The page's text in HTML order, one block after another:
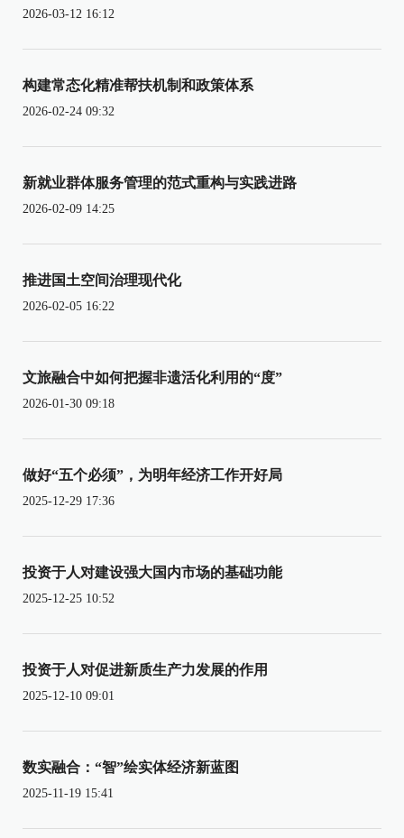
2026-03-12 16:12
构建常态化精准帮扶机制和政策体系
2026-02-24 09:32
新就业群体服务管理的范式重构与实践进路
2026-02-09 14:25
推进国土空间治理现代化
2026-02-05 16:22
文旅融合中如何把握非遗活化利用的“度”
2026-01-30 09:18
做好“五个必须”，为明年经济工作开好局
2025-12-29 17:36
投资于人对建设强大国内市场的基础功能
2025-12-25 10:52
投资于人对促进新质生产力发展的作用
2025-12-10 09:01
数实融合：“智”绘实体经济新蓝图
2025-11-19 15:41